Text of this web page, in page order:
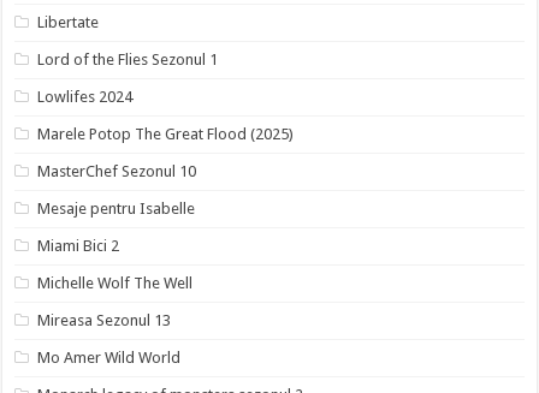
Libertate
Lord of the Flies Sezonul 1
Lowlifes 2024
Marele Potop The Great Flood (2025)
MasterChef Sezonul 10
Mesaje pentru Isabelle
Miami Bici 2
Michelle Wolf The Well
Mireasa Sezonul 13
Mo Amer Wild World